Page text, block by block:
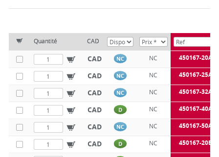
Quantité CAD
CAD NC NC 450167-20A
CAD NC NC 450167-25A
CAD NC NC 450167-32A
CAD D NC 450167-40A
CAD NC NC 450167-50A
CAD D NC 450167-20B